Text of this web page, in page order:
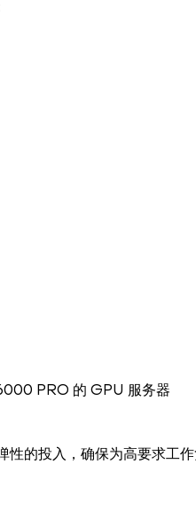
PRO 的 GPU 服务器
的投入，确保为高要求工